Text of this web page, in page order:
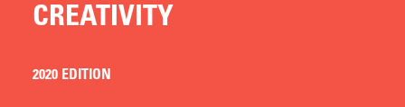
CREATIVITY
2020 EDITION